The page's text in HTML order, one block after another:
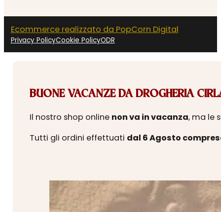
Ecommerce realizzato da PopCorn Digital
Privacy PolicyCookie PolicyODR
BUONE VACANZE DA DROGHERIA
Il nostro shop online non va in vacanza, ma le
Tutti gli ordini effettuati dal 6 Agosto